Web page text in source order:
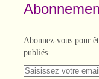
Abonnez-vous pour
publiés.